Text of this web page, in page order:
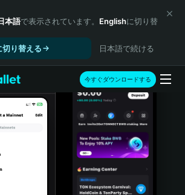
本語で表示されています。 Englishに切り替
り替える
日本語で続ける
今すぐダウンロードする